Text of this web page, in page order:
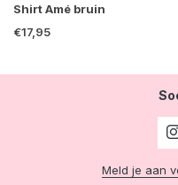
Shirt Amé bruin
€17,95
Meld je aan